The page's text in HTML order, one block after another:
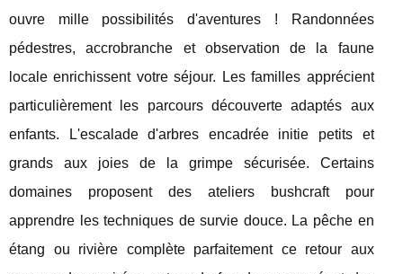
ouvre mille possibilités d'aventures ! Randonnées
pédestres, accrobranche et observation de la faune
locale enrichissent votre séjour. Les familles apprécient
particulièrement les parcours découverte adaptés aux
enfants. L'escalade d'arbres encadrée initie petits et
grands aux joies de la grimpe sécurisée. Certains
domaines proposent des ateliers bushcraft pour
apprendre les techniques de survie douce. La pêche en
étang ou rivière complète parfaitement ce retour aux